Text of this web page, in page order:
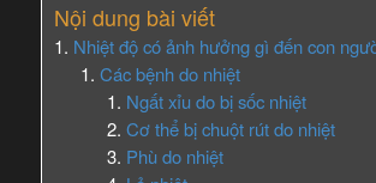
Nội dung bài viết
Nhiệt độ có ảnh hưởng gì đến con
Các bệnh do nhiệt
Ngất xỉu do bị sốc nhiệt
Cơ thể bị chuột rút do nhiệt
Phù do nhiệt